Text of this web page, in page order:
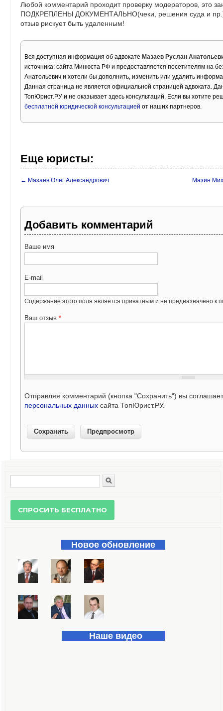
Любой комментарий проходит проверку модераторов, это
ПОДКРЕПЛЕНЫ ДОКУМЕНТАЛЬНО(чеки, решения суда и пр.)!
отзыв рискует быть удаленным!
Вся доступная информация об адвокате Мазаев Руслан
источника: сайта Минюста РФ и предоставляется посетителям на
Анатольевич и хотели бы дополнить, изменить или удалить
Данная страница не является официальной страницей адвоката.
ТопЮрист.РУ и не оказывает здесь консультаций. Если вы хотите
бесплатной юридической консультацией от наших партнеров.
Еще юристы:
← Мазаев Олег Александрович Мазин
Добавить комментарий
Ваше имя
E-mail
Содержание этого поля является приватным и не предназначено к
Ваш отзыв *
Отправляя комментарий (кнопка "Сохранить") вы
персональных данных сайта ТопЮрист.РУ.
Форма поиска
Новое обновление
Наше видео